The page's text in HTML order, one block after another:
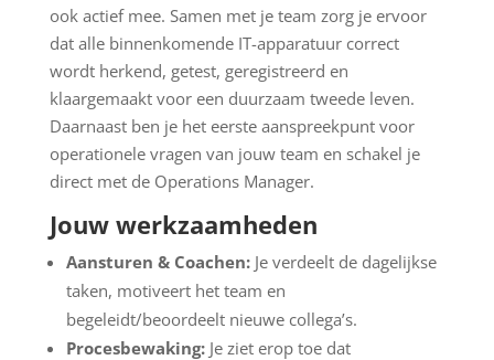
ook actief mee. Samen met je team zorg je ervoor
dat alle binnenkomende IT-apparatuur correct
wordt herkend, getest, geregistreerd en
klaargemaakt voor een duurzaam tweede leven.
Daarnaast ben je het eerste aanspreekpunt voor
operationele vragen van jouw team en schakel je
direct met de Operations Manager.
Jouw werkzaamheden
Aansturen & Coachen:Je verdeelt de dagelijkse
taken, motiveert het team en
begeleidt/beoordeelt nieuwe collega’s.
Procesbewaking:Je ziet erop toe dat